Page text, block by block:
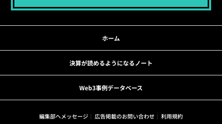
ホーム
決算が読めるようになるノート
Web3事例データベース
編集部へメッセージ 広告掲載のお問い合わせ
利用規約